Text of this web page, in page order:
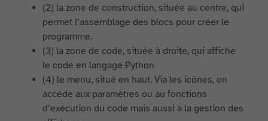
(2) la zone de construction, située au centre, qui
permet l’assemblage des blocs pour créer le
programme.
(3) la zone de code, située à droite, qui affiche
le code en langage Python
(4) le menu, situé en haut. Via les icônes, on
accède aux paramètres ou au fonctions
d’exécution du code mais aussi à la gestion des